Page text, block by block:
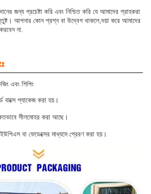
জন্য প্রচেষ্টা করি এবং নিশ্চিত করি যে আমাদের গ্রাহকরা
আপনার কোন প্রশ্ন বা উদ্বেগ থাকলে,দয়া করে আমাদের
না.
এবং শিপিং
বাক্সে প্যাকেজ করা হয়।
সীলমোহর করা আছে।
বা ফেডেক্সের মাধ্যমে প্রেরণ করা হয়।